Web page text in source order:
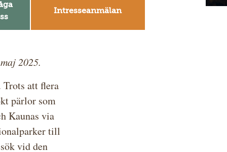
Intresseanmälan
2025.
Trots att flera
pärlor som
Kaunas via
till
vid den